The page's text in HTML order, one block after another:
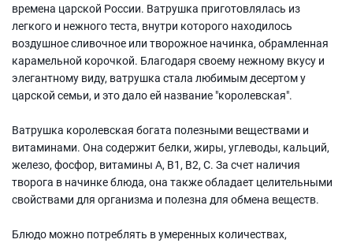
времена царской России. Ватрушка приготовлялась из
легкого и нежного теста, внутри которого находилось
воздушное сливочное или творожное начинка, обрамленная
карамельной корочкой. Благодаря своему нежному вкусу и
элегантному виду, ватрушка стала любимым десертом у
царской семьи, и это дало ей название "королевская".
Ватрушка королевская богата полезными веществами и
витаминами. Она содержит белки, жиры, углеводы, кальций,
железо, фосфор, витамины А, В1, В2, С. За счет наличия
творога в начинке блюда, она также обладает целительными
свойствами для организма и полезна для обмена веществ.
Блюдо можно потреблять в умеренных количествах,